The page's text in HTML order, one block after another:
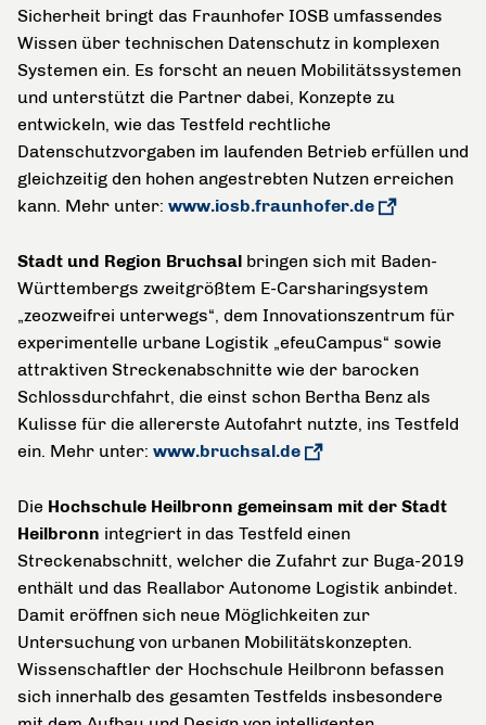
Sicherheit bringt das Fraunhofer IOSB umfassendes
Wissen über technischen Datenschutz in komplexen
Systemen ein. Es forscht an neuen Mobilitätssystemen
und unterstützt die Partner dabei, Konzepte zu
entwickeln, wie das Testfeld rechtliche
Datenschutzvorgaben im laufenden Betrieb erfüllen und
gleichzeitig den hohen angestrebten Nutzen erreichen
kann. Mehr unter: www.iosb.fraunhofer.de
Stadt und Region Bruchsal bringen sich mit Baden-
Württembergs zweitgrößtem E-Carsharingsystem
„zeozweifrei unterwegs“, dem Innovationszentrum für
experimentelle urbane Logistik „efeuCampus“ sowie
attraktiven Streckenabschnitte wie der barocken
Schlossdurchfahrt, die einst schon Bertha Benz als
Kulisse für die allererste Autofahrt nutzte, ins Testfeld
ein. Mehr unter: www.bruchsal.de
Die Hochschule Heilbronn gemeinsam mit der Stadt
Heilbronn integriert in das Testfeld einen
Streckenabschnitt, welcher die Zufahrt zur Buga-2019
enthält und das Reallabor Autonome Logistik anbindet.
Damit eröffnen sich neue Möglichkeiten zur
Untersuchung von urbanen Mobilitätskonzepten.
Wissenschaftler der Hochschule Heilbronn befassen
sich innerhalb des gesamten Testfelds insbesondere